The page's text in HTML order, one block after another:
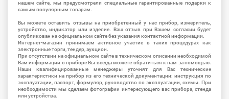
нашем сайте, мы предусмотрели специальные гарантированные подарки к
самым популярным товарам.
Вы можете оставить отзывы на приобретенный у нас прибор, измеритель,
устройство, индикатор или изделие. Ваш отзыв при Вашем согласии будет
опубликован на официальном сайте без указания контактной информации.
Интернет-магазин принимаем активное участие в таких процедурах как
электронные торги, тендер, аукцион.
При отсутствии на официальном сайте в техническом описании необходимой
Вам информации о приборе Вы всегда можете обратиться к нам за помощью.
Наши квалифицированные менеджеры уточнят для Вас технические
характеристики на прибор из его технической документации: инструкция по
эксплуатации, паспорт, формуляр, руководство по эксплуатации, схемы. При
необходимости мы сделаем фотографии интересующего вас прибора, стенда
или устройства.